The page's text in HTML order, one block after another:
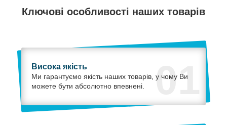
Ключові особливості наших товарів
01
Висока якість
Ми гарантуємо якість наших товарів, у чому Ви
можете бути абсолютно впевнені.